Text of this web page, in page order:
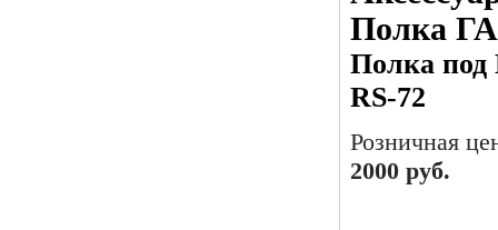
Полка
Полка под
RS-72
Розничная
2000 руб.